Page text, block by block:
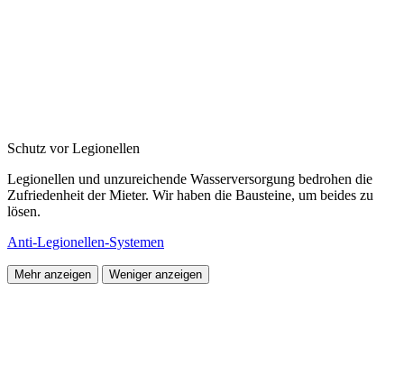
Schutz vor Legionellen
Legionellen und unzureichende Wasserversorgung bedrohen die
Zufriedenheit der Mieter. Wir haben die Bausteine, um beides zu
lösen.
Anti-Legionellen-Systemen
Mehr anzeigen Weniger anzeigen